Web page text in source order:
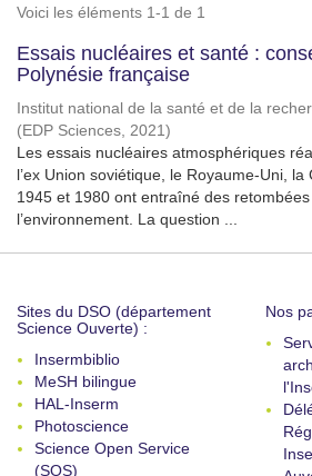
Voici les éléments 1-1 de 1
Essais nucléaires et santé :
Polynésie française
Institut national de la santé et de la
(EDP Sciences, 2021)
Les essais nucléaires atmosphériques
l’ex Union soviétique, le Royaume-Uni,
1945 et 1980 ont entraîné des
l’environnement. La question ...
Sites du DSO (département
Science Ouverte) :
Insermbiblio
MeSH bilingue
HAL-Inserm
Photoscience
Science Open Service
(SOS)
Nos